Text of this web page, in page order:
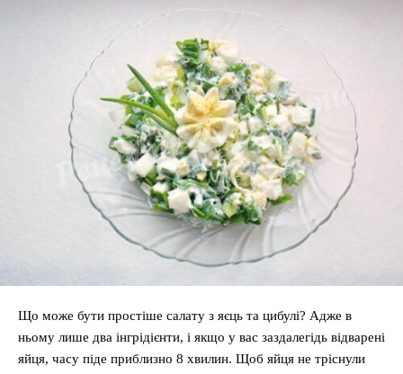
Що може бути простіше салату з яєць та цибулі? Адже в
ньому лише два інгрідієнти, і якщо у вас заздалегідь відварені
яйця, часу піде приблизно 8 хвилин. Щоб яйця не тріснули